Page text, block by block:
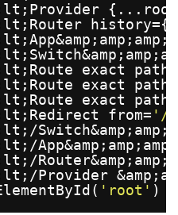
exact path=
exact path=
exact path=
from= '/'
Provider
'root' )